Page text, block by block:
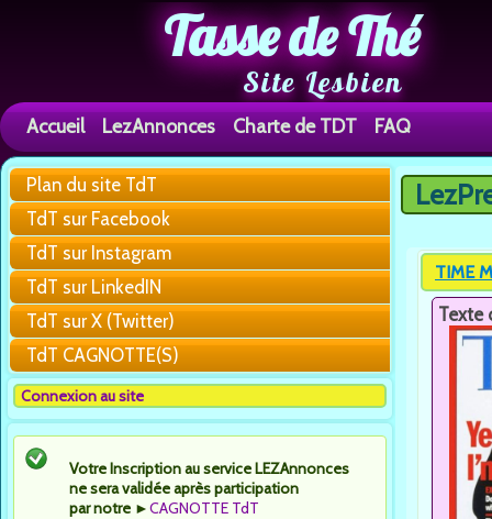
Tasse de Thé
Site Lesbien
Accueil LezAnnonces Charte de TDT FAQ
Plan du site TdT
TdT sur Facebook
TdT sur Instagram
TdT sur LinkedIN
TdT sur X (Twitter)
TdT CAGNOTTE(S)
Connexion au site
Votre Inscription au service LEZAnnonces
ne sera validée après participation
par notre ►CAGNOTTE TdT
Vous
TIME
Texte